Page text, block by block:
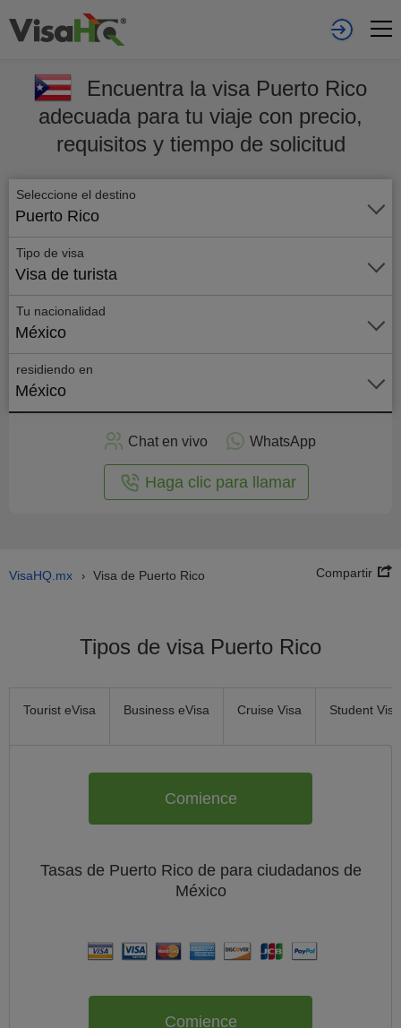
Encuentra la visa Puerto Rico
adecuada para tu viaje con precio,
requisitos y tiempo de solicitud
Seleccione el destino
Puerto Rico
Tipo de visa
Visa de turista
Tu nacionalidad
México
residiendo en
México
Chat en vivo WhatsApp
Haga clic para llamar
VisaHQ.mx › Visa de Puerto Rico Compartir
Tipos de visa Puerto Rico
Tourist eVisa Business eVisa Cruise Visa Student Visa
Comience
Tasas de Puerto Rico de para ciudadanos de
México
Comience